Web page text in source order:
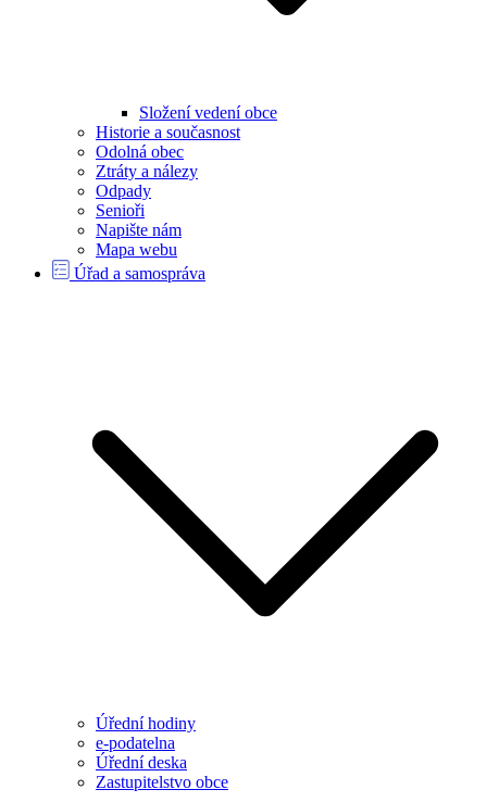
Složení vedení obce
Historie a současnost
Odolná obec
Ztráty a nálezy
Odpady
Senioři
Napište nám
Mapa webu
Úřad a samospráva
Úřední hodiny
e-podatelna
Úřední deska
Zastupitelstvo obce